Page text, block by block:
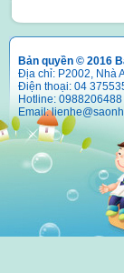
Bản quyền © 2016
Địa chỉ: P2002, Nhà
Điện thoại: 04
Hotline: 0988206488
Email: